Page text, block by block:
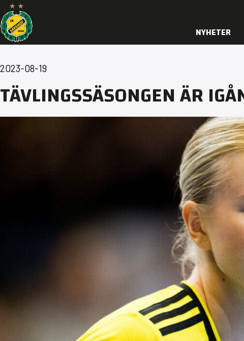
NYHETER
2023-08-19
TÄVLINGSSÄSONGEN ÄR